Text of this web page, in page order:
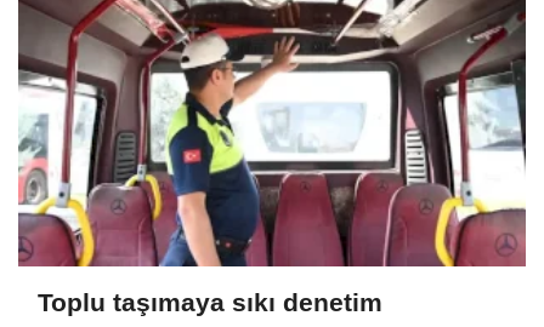
Toplu taşımaya sıkı denetim